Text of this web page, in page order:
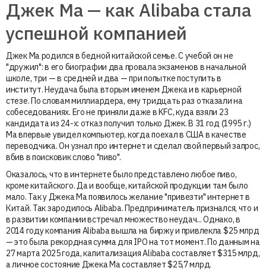
Джек Ма — как Alibaba стала
успешной компанией
Джек Ма родился в бедной китайской семье. С учебой он не
"дружил": в его биографии два провала экзаменов в начальной
школе, три — в средней и два — при попытке поступить в
институт. Неудача была вторым именем Джека и в карьерной
стезе. По словам миллиардера, ему тридцать раз отказали на
собеседованиях. Его не приняли даже в KFC, куда взяли 23
кандидата из 24-х: отказ получил только Джек. В 31 год (1995 г.)
Ма впервые увидел компьютер, когда поехал в США в качестве
переводчика. Он узнал про интернет и сделал свой первый запрос,
вбив в поисковик слово "пиво".
Оказалось, что в интернете было представлено любое пиво,
кроме китайского. Да и вообще, китайской продукции там было
мало. Так у Джека Ма появилось желание "привезти" интернет в
Китай. Так зародилось Alibaba. Предприниматель признался, что и
в развитии компании встречал множество неудач... Однако, в
2014 году компания Alibaba вышла на биржу и привлекла $25 млрд
— это была рекордная сумма для IPO на тот момент. По данным на
27 марта 2025 года, капитализация Alibaba составляет $315 млрд,
а личное состояние Джека Ма составляет $25,7 млрд.